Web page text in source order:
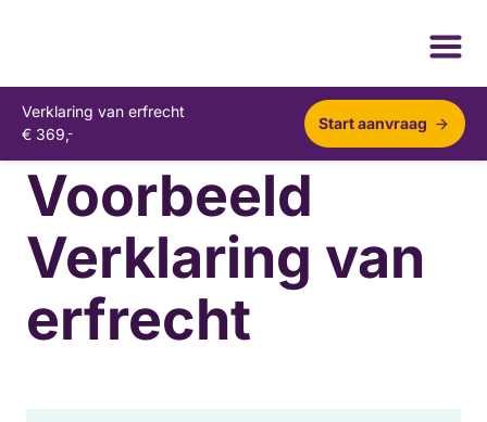
Voorbeeld
Verklaring van
erfrecht
Verklaring van erfrecht
€ 369,-
Start aanvraag